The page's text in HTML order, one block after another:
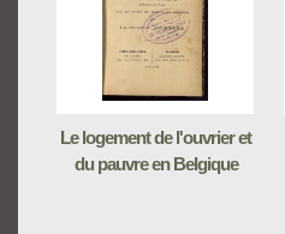
Le logement de l'ouvrier et
du pauvre en Belgique